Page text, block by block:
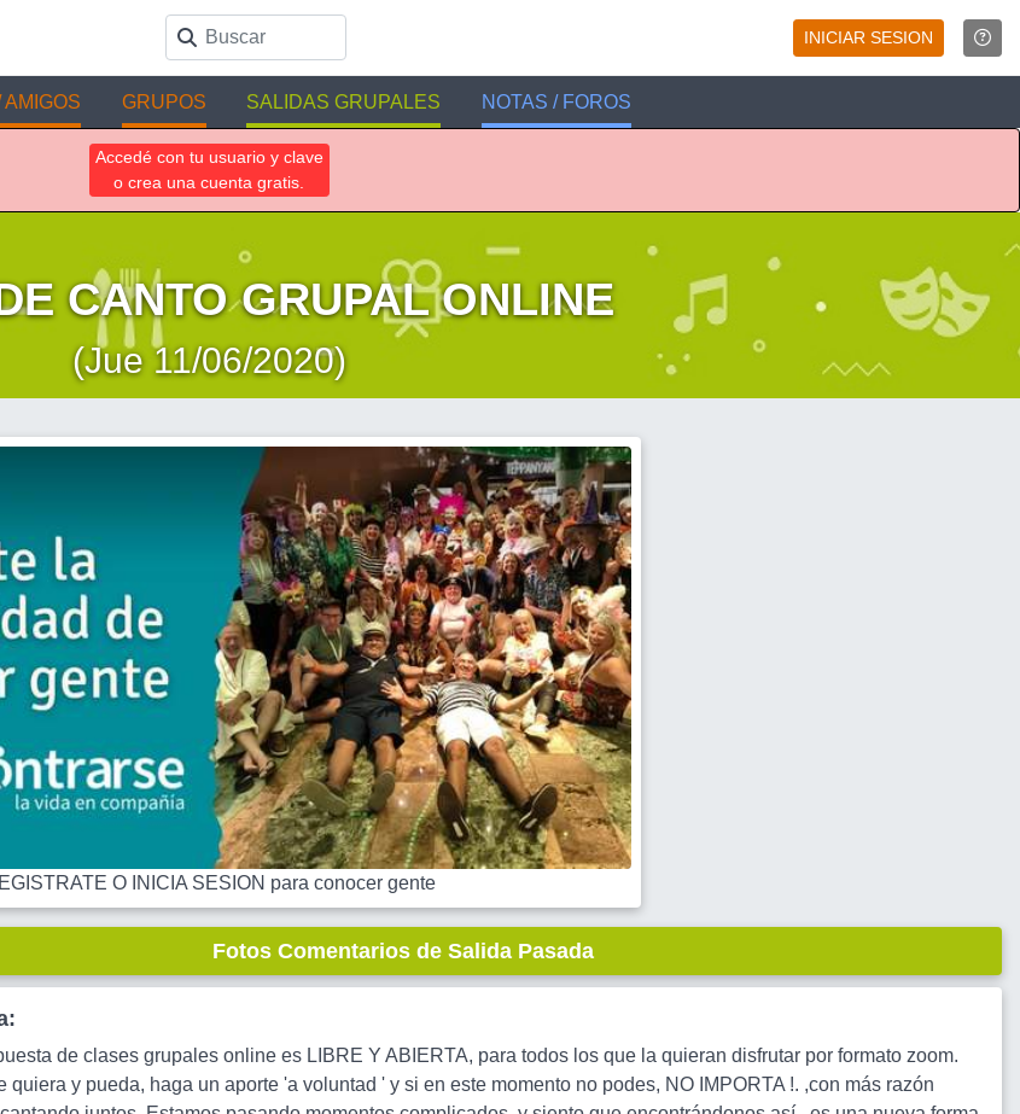
INICIAR SESION
GRUPOS SALIDAS GRUPALES NOTAS / FOROS
Accedé con tu usuario y clave
o crea una cuenta gratis.
CANTO GRUPAL ONLINE
(Jue 11/06/2020)
O INICIA SESION para conocer gente
Fotos Comentarios de Salida Pasada
de clases grupales online es LIBRE Y ABIERTA, para todos los que la quieran disfrutar por formato zoom.
quiera y pueda, haga un aporte 'a voluntad ' y si en este momento no podes, NO IMPORTA !. ,con más razón